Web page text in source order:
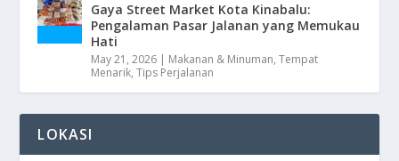
Gaya Street Market Kota Kinabalu:
Pengalaman Pasar Jalanan yang Memukau
Hati
May 21, 2026 | Makanan & Minuman,Tempat
Menarik,Tips Perjalanan
LOKASI